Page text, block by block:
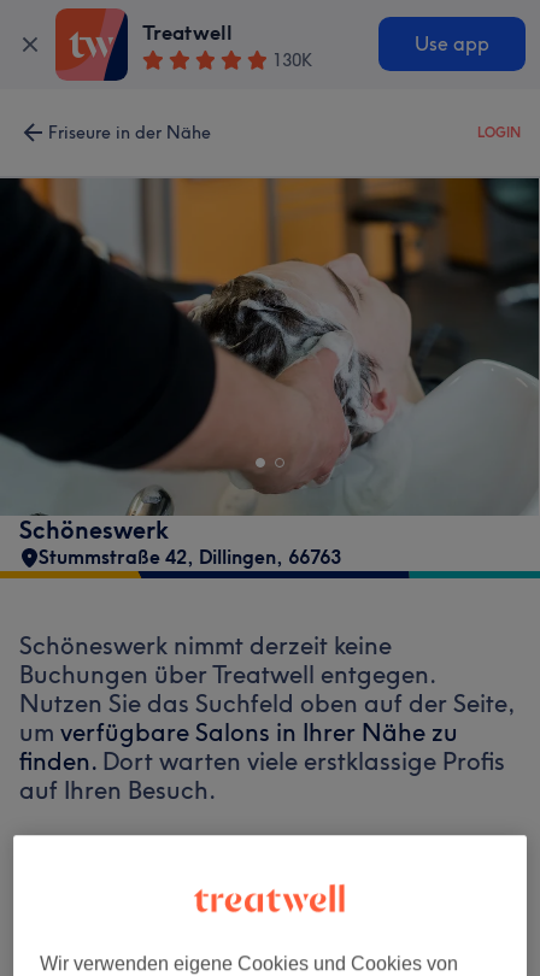
Treatwell
130K
Use app
Friseure in der Nähe LOGIN
Schöneswerk
Stummstraße 42, Dillingen, 66763
Schöneswerk nimmt derzeit keine
Buchungen über Treatwell entgegen.
Nutzen Sie das Suchfeld oben auf der Seite,
um verfügbare Salons in Ihrer Nähe zu
finden. Dort warten viele erstklassige Profis
auf Ihren Besuch.
Finde die besten Salons in deiner Nähe
Wir verwenden eigene Cookies und Cookies von